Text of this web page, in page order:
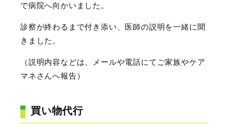
で病院へ向かいました。
診察が終わるまで付き添い、医師の説明を一緒に聞
きました。
（説明内容などは、メールや電話にてご家族やケア
マネさんへ報告）
買い物代行